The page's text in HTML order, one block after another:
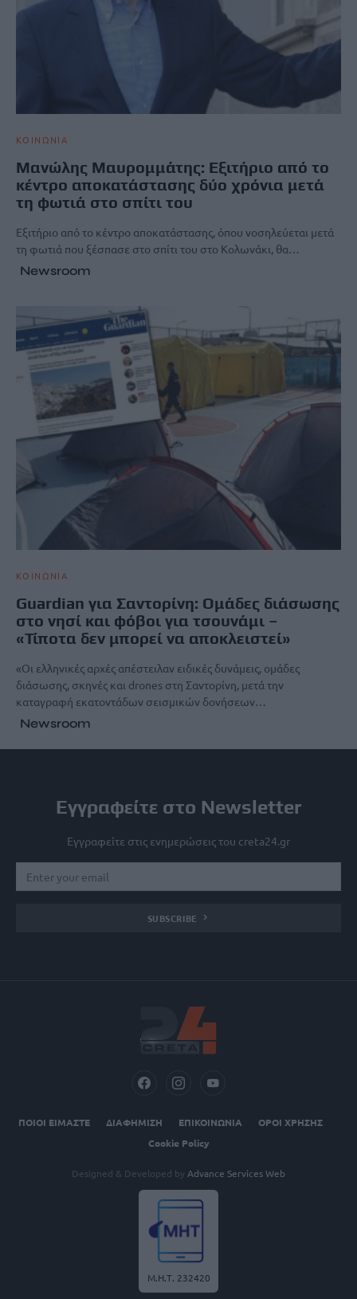
ΚΟΙΝΩΝΙΑ
Μανώλης Μαυρομμάτης: Εξιτήριο από το
κέντρο αποκατάστασης δύο χρόνια μετά
τη φωτιά στο σπίτι του
Εξιτήριο από το κέντρο αποκατάστασης, όπου νοσηλεύεται μετά
τη φωτιά που ξέσπασε στο σπίτι του στο Κολωνάκι, θα…
Newsroom
ΚΟΙΝΩΝΙΑ
Guardian για Σαντορίνη: Ομάδες διάσωσης
στο νησί και φόβοι για τσουνάμι –
«Τίποτα δεν μπορεί να αποκλειστεί»
«Οι ελληνικές αρχές απέστειλαν ειδικές δυνάμεις, ομάδες
διάσωσης, σκηνές και drones στη Σαντορίνη, μετά την
καταγραφή εκατοντάδων σεισμικών δονήσεων…
Newsroom
Εγγραφείτε στο Newsletter
Εγγραφείτε στις ενημερώσεις του creta24.gr
SUBSCRIBE
ΠΟΙΟΙ ΕΙΜΑΣΤΕ ΔΙΑΦΗΜΙΣΗ ΕΠΙΚΟΙΝΩΝΙΑ
ΟΡΟΙ ΧΡΗΣΗΣ
Cookie Policy
Designed & Developed by Advance Services Web
Μ.Η.Τ. 232420